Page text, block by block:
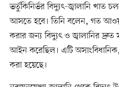
ভর্তুকিনির্ভর বিদ্যুৎ-জ্বালানি খাত
আসতে হবে। তিনি বলেন, গত
করার জন্য বিদ্যুৎ ও জ্বালানির দ্রুত
আইন করেছিল। এটি
করা হয়েছে।